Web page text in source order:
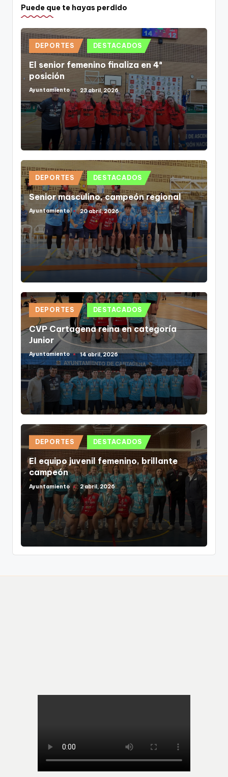
Puede que te hayas perdido
Publicado
en
DEPORTES DESTACADOS
El senior femenino finaliza en 4ª
posición
Publicado
Ayuntamiento 23 abril, 2026
Publicado
en
DEPORTES DESTACADOS
Senior masculino, campeón regional
Publicado
Ayuntamiento 20 abril, 2026
Publicado
en
DEPORTES DESTACADOS
CVP Cartagena reina en categoría
Junior
Publicado
por
Ayuntamiento 14 abril, 2026
Publicado
en
DEPORTES DESTACADOS
El equipo juvenil femenino, brillante
campeón
Publicado
Ayuntamiento 2 abril, 2026